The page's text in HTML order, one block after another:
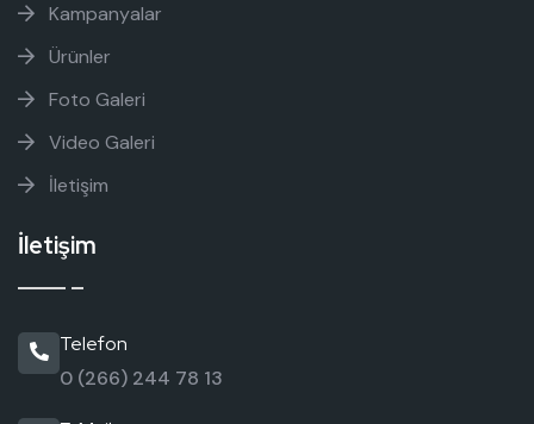
Kampanyalar
Ürünler
Foto Galeri
Video Galeri
İletişim
İletişim
Telefon
0 (266) 244 78 13